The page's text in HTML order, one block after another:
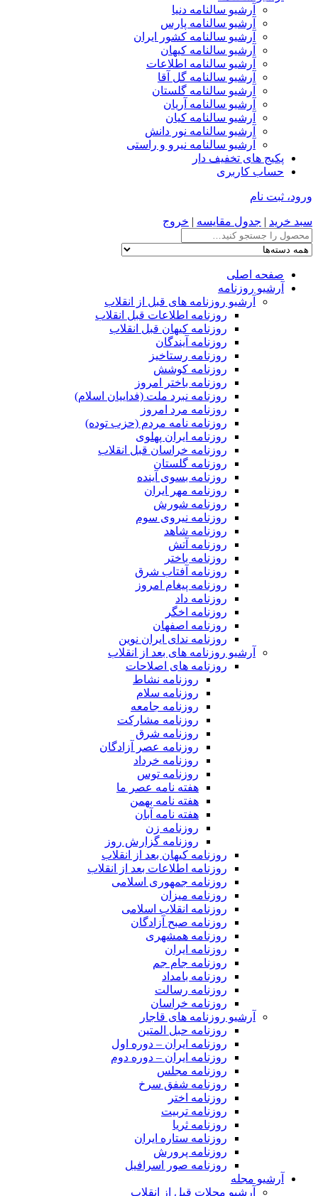
آرشیو سالنامه دنیا
آرشیو سالنامه پارس
آرشیو سالنامه کشور ایران
آرشیو سالنامه کیهان
آرشیو سالنامه اطلاعات
آرشیو سالنامه گل آقا
آرشیو سالنامه گلستان
آرشیو سالنامه آریان
آرشیو سالنامه کیان
آرشیو سالنامه نور دانش
آرشیو سالنامه نیرو و راستی
پکیج های تخفیف دار
حساب کاربری
ورود، ثبت نام
سبد خرید | جدول مقایسه | خروج
صفحه اصلی
آرشیو روزنامه
آرشیو روزنامه های قبل از انقلاب
روزنامه اطلاعات قبل انقلاب
روزنامه کیهان قبل انقلاب
روزنامه آیندگان
روزنامه رستاخیز
روزنامه کوشش
روزنامه باختر امروز
روزنامه نبرد ملت (فداییان اسلام)
روزنامه مرد امروز
روزنامه نامه مردم (حزب توده)
روزنامه ایران پهلوی
روزنامه خراسان قبل انقلاب
روزنامه گلستان
روزنامه بسوی آینده
روزنامه مهر ایران
روزنامه شورش
روزنامه نیروی سوم
روزنامه شاهد
روزنامه آتش
روزنامه باختر
روزنامه آفتاب شرق
روزنامه پیغام امروز
روزنامه داد
روزنامه اخگر
روزنامه اصفهان
روزنامه ندای ایران نوین
آرشیو روزنامه های بعد از انقلاب
روزنامه های اصلاحات
روزنامه نشاط
روزنامه سلام
روزنامه جامعه
روزنامه مشارکت
روزنامه شرق
روزنامه عصر آزادگان
روزنامه خرداد
روزنامه توس
هفته نامه عصر ما
هفته نامه بهمن
هفته نامه آبان
روزنامه زن
روزنامه گزارش روز
روزنامه کیهان بعد از انقلاب
روزنامه اطلاعات بعد از انقلاب
روزنامه جمهوری اسلامی
روزنامه میزان
روزنامه انقلاب اسلامی
روزنامه صبح آزادگان
روزنامه همشهری
روزنامه ایران
روزنامه جام جم
روزنامه بامداد
روزنامه رسالت
روزنامه خراسان
آرشیو روزنامه های قاجار
روزنامه حبل المتین
روزنامه ایران – دوره اول
روزنامه ایران – دوره دوم
روزنامه مجلس
روزنامه شفق سرخ
روزنامه اختر
روزنامه تربیت
روزنامه ثریا
روزنامه ستاره ایران
روزنامه پرورش
روزنامه صور اسرافیل
آرشیو مجله
آرشیو مجلات قبل از انقلاب